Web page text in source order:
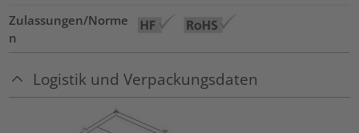
Zulassungen/Norme
n
Logistik und Verpackungsdaten